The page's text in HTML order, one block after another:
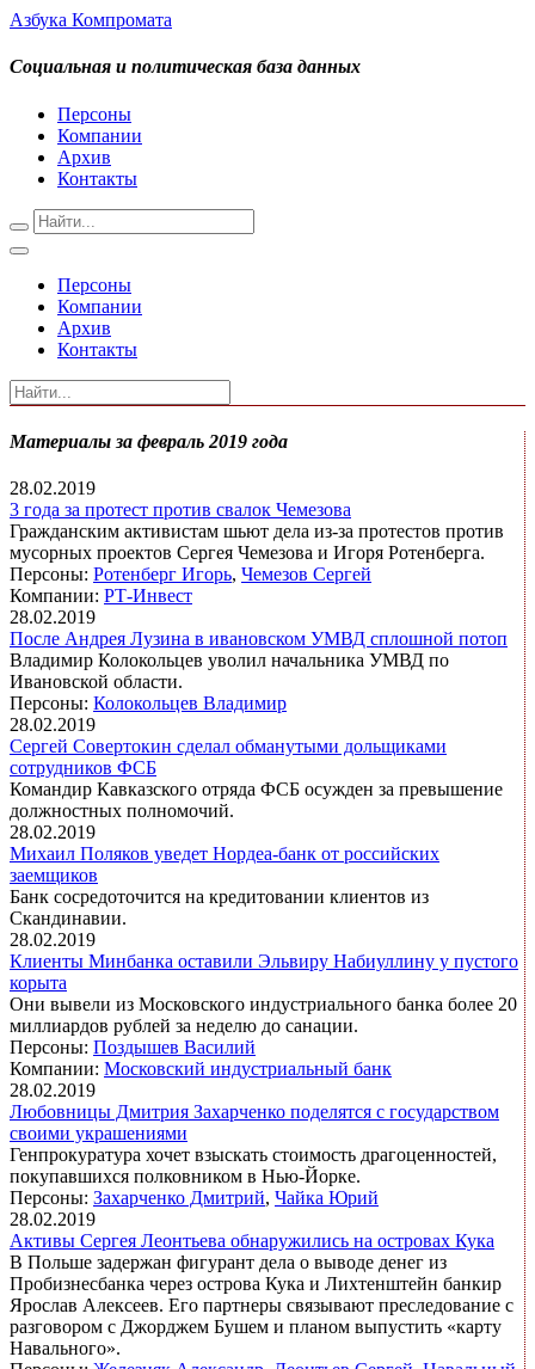
Азбука Компромата
Социальная и политическая база данных
Персоны
Компании
Архив
Контакты
Персоны
Компании
Архив
Контакты
Материалы за февраль 2019 года
28.02.2019
3 года за протест против свалок Чемезова
Гражданским активистам шьют дела из-за протестов против
мусорных проектов Сергея Чемезова и Игоря Ротенберга.
Персоны: Ротенберг Игорь, Чемезов Сергей
Компании: РТ-Инвест
28.02.2019
После Андрея Лузина в ивановском УМВД сплошной потоп
Владимир Колокольцев уволил начальника УМВД по
Ивановской области.
Персоны: Колокольцев Владимир
28.02.2019
Сергей Совертокин сделал обманутыми дольщиками
сотрудников ФСБ
Командир Кавказского отряда ФСБ осужден за превышение
должностных полномочий.
28.02.2019
Михаил Поляков уведет Нордеа-банк от российских
заемщиков
Банк сосредоточится на кредитовании клиентов из
Скандинавии.
28.02.2019
Клиенты Минбанка оставили Эльвиру Набиуллину у пустого
корыта
Они вывели из Московского индустриального банка более 20
миллиардов рублей за неделю до санации.
Персоны: Поздышев Василий
Компании: Московский индустриальный банк
28.02.2019
Любовницы Дмитрия Захарченко поделятся с государством
своими украшениями
Генпрокуратура хочет взыскать стоимость драгоценностей,
покупавшихся полковником в Нью-Йорке.
Персоны: Захарченко Дмитрий, Чайка Юрий
28.02.2019
Активы Сергея Леонтьева обнаружились на островах Кука
В Польше задержан фигурант дела о выводе денег из
Пробизнесбанка через острова Кука и Лихтенштейн банкир
Ярослав Алексеев. Его партнеры связывают преследование с
разговором с Джорджем Бушем и планом выпустить «карту
Навального».